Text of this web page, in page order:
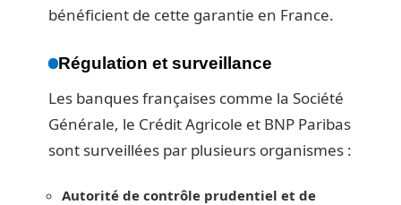
bénéficient de cette garantie en France.
Régulation et surveillance
Les banques françaises comme la Société
Générale, le Crédit Agricole et BNP Paribas
sont surveillées par plusieurs organismes :
Autorité de contrôle prudentiel et de